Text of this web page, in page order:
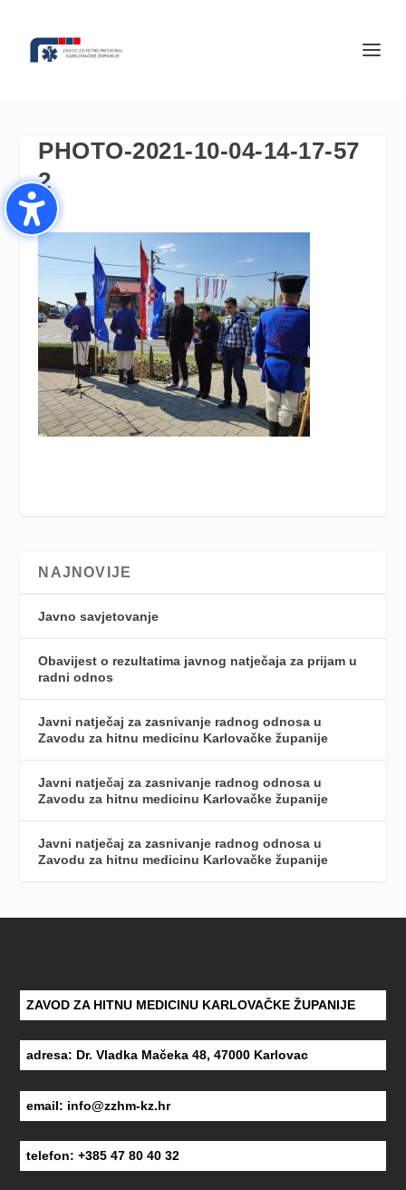
PHOTO-2021-10-04-14-17-57
2
NAJNOVIJE
Javno savjetovanje
Obavijest o rezultatima javnog natječaja za prijam u
radni odnos
Javni natječaj za zasnivanje radnog odnosa u
Zavodu za hitnu medicinu Karlovačke županije
Javni natječaj za zasnivanje radnog odnosa u
Zavodu za hitnu medicinu Karlovačke županije
Javni natječaj za zasnivanje radnog odnosa u
Zavodu za hitnu medicinu Karlovačke županije
ZAVOD ZA HITNU MEDICINU KARLOVAČKE ŽUPANIJE
adresa: Dr. Vladka Mačeka 48, 47000 Karlovac
email: info@zzhm-kz.hr
telefon: +385 47 80 40 32